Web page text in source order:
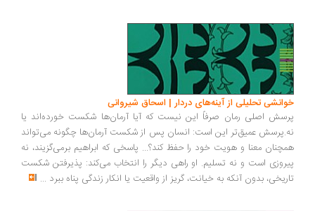
تحلیلی از آینه‌های دردار | اسحاق شیروانی
اصلی رمان صرفاً این نیست که آیا آرمان‌ها شکست خورده‌اند یا
عمیق‌تر این است: انسان پس از شکست آرمان‌ها چگونه می‌تواند
معنا و هویت خود را حفظ کند؟... پاسخی که ابراهیم برمی‌گزیند، نه
است و نه تسلیم. او راهی دیگر را انتخاب می‌کند: پذیرفتن شکست
بدون آنکه به خیانت، گریز از واقعیت یا انکار زندگی پناه ببرد...